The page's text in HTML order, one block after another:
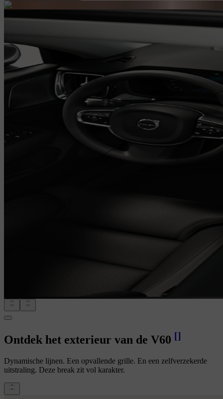
Ontdek het exterieur van de V60 []
Dynamische lijnen. Een opvallende grille. En een zelfverzekerde
uitstraling. Deze break zit vol karakter.